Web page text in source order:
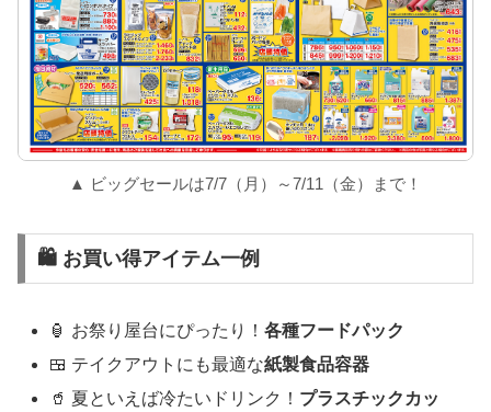
▲ ビッグセールは7/7（月）～7/11（金）まで！
🛍 お買い得アイテム一例
🏮 お祭り屋台にぴったり！各種フードパック
🍱 テイクアウトにも最適な紙製食品容器
🥤 夏といえば冷たいドリンク！ プラスチックカッ